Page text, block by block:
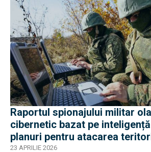
Raportul spionajului militar
cibernetic bazat pe
planuri pentru atacarea
23 APRILIE 2026